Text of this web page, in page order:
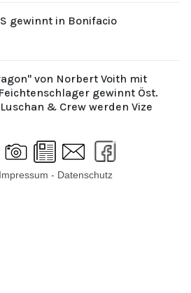
gewinnt in Bonifacio
von Norbert Voith mit
gewinnt Öst.
& Crew werden Vize
Impressum - Datenschutz